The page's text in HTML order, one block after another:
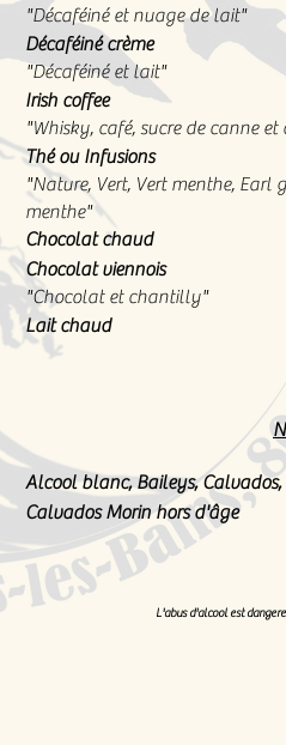
"Décaféiné et nuage de lait"
Décaféiné crème
"Décaféiné et lait"
Irish coffee
"Whisky, café, sucre de canne
Thé ou Infusions
"Nature, Vert, Vert menthe, Earl
menthe"
Chocolat chaud
Chocolat viennois
"Chocolat et chantilly"
Lait chaud
Alcool blanc, Baileys, Calvados,
Calvados Morin hors d'âge
L'abus d'alcool est